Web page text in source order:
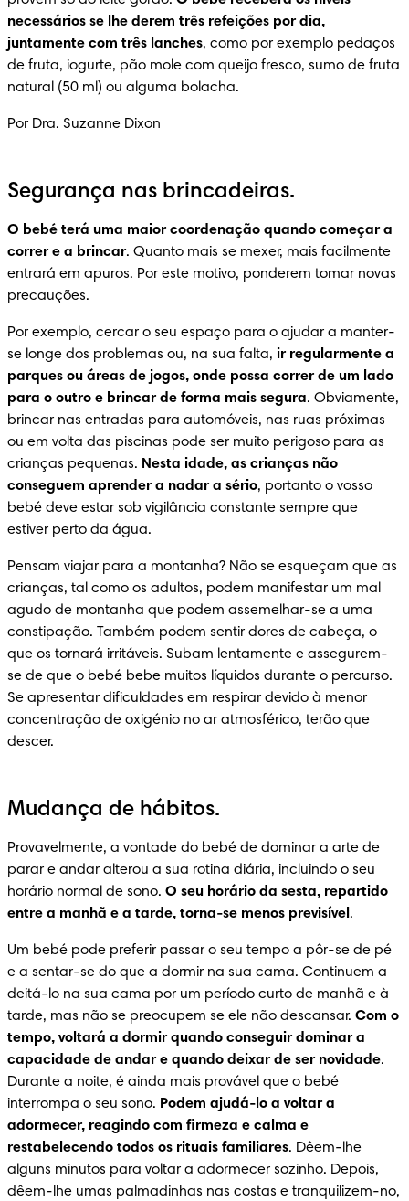
necessários se lhe derem três refeições por dia,
juntamente com três lanches, como por exemplo pedaços
de fruta, iogurte, pão mole com queijo fresco, sumo de fruta
natural (50 ml) ou alguma bolacha.
Por Dra. Suzanne Dixon
Segurança nas brincadeiras.
O bebé terá uma maior coordenação quando começar a
correr e a brincar. Quanto mais se mexer, mais facilmente
entrará em apuros. Por este motivo, ponderem tomar novas
precauções.
Por exemplo, cercar o seu espaço para o ajudar a manter-
se longe dos problemas ou, na sua falta, ir regularmente a
parques ou áreas de jogos, onde possa correr de um lado
para o outro e brincar de forma mais segura. Obviamente,
brincar nas entradas para automóveis, nas ruas próximas
ou em volta das piscinas pode ser muito perigoso para as
crianças pequenas. Nesta idade, as crianças não
conseguem aprender a nadar a sério, portanto o vosso
bebé deve estar sob vigilância constante sempre que
estiver perto da água.
Pensam viajar para a montanha? Não se esqueçam que as
crianças, tal como os adultos, podem manifestar um mal
agudo de montanha que podem assemelhar-se a uma
constipação. Também podem sentir dores de cabeça, o
que os tornará irritáveis. Subam lentamente e assegurem-
se de que o bebé bebe muitos líquidos durante o percurso.
Se apresentar dificuldades em respirar devido à menor
concentração de oxigénio no ar atmosférico, terão que
descer.
Mudança de hábitos.
Provavelmente, a vontade do bebé de dominar a arte de
parar e andar alterou a sua rotina diária, incluindo o seu
horário normal de sono. O seu horário da sesta, repartido
entre a manhã e a tarde, torna-se menos previsível.
Um bebé pode preferir passar o seu tempo a pôr-se de pé
e a sentar-se do que a dormir na sua cama. Continuem a
deitá-lo na sua cama por um período curto de manhã e à
tarde, mas não se preocupem se ele não descansar. Com o
tempo, voltará a dormir quando conseguir dominar a
capacidade de andar e quando deixar de ser novidade.
Durante a noite, é ainda mais provável que o bebé
interrompa o seu sono. Podem ajudá-lo a voltar a
adormecer, reagindo com firmeza e calma e
restabelecendo todos os rituais familiares. Dêem-lhe
alguns minutos para voltar a adormecer sozinho. Depois,
dêem-lhe umas palmadinhas nas costas e tranquilizem-no,